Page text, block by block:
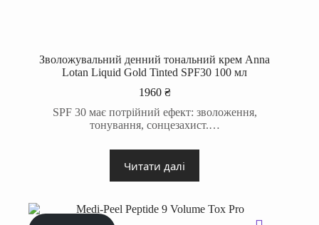
Зволожувальний денний тональний крем Anna
Lotan Liquid Gold Tinted SPF30 100 мл
1960 ₴
SPF 30 має потрійний ефект: зволоження,
тонування, сонцезахист.…
Читати далі